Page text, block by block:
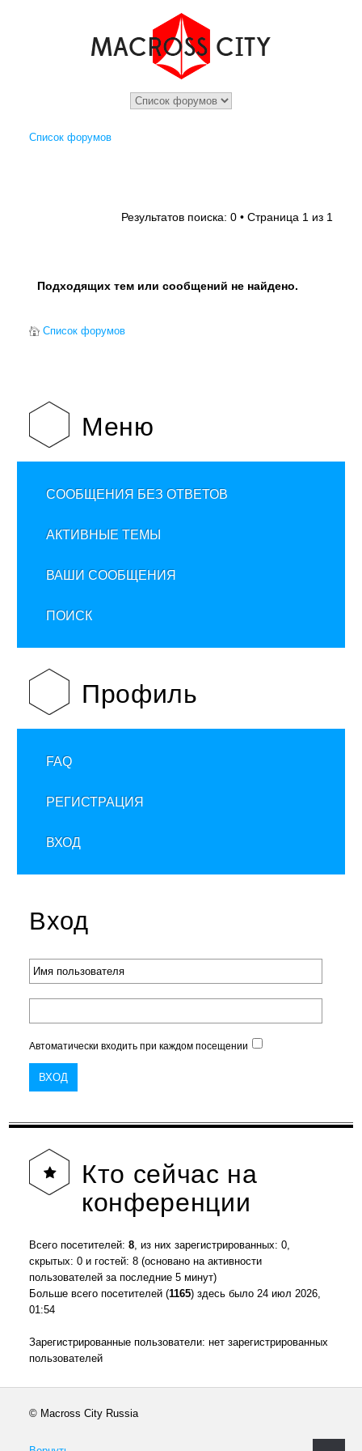
Список форумов
Результатов поиска: 0 • Страница 1из 1
Подходящих тем или сообщений не найдено.
Список форумов
Меню
СООБЩЕНИЯ БЕЗ ОТВЕТОВ
АКТИВНЫЕ ТЕМЫ
ВАШИ СООБЩЕНИЯ
ПОИСК
Профиль
FAQ
РЕГИСТРАЦИЯ
ВХОД
Вход
Автоматически входить при каждом посещении
Кто сейчас на
конференции
Всего посетителей:8 , из них зарегистрированных: 0,
скрытых: 0 и гостей: 8 (основано на активности
пользователей за последние 5 минут)
Больше всего посетителей (1165) здесь было 24 июл 2026,
01:54
Зарегистрированные пользователи: нет зарегистрированных
пользователей
© Macross City Russia